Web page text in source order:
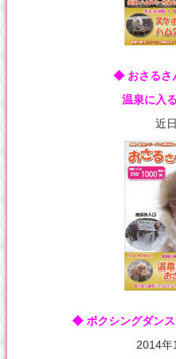
◆ おさるさ
温泉に入
近
◆ ボクシングダン
2014年